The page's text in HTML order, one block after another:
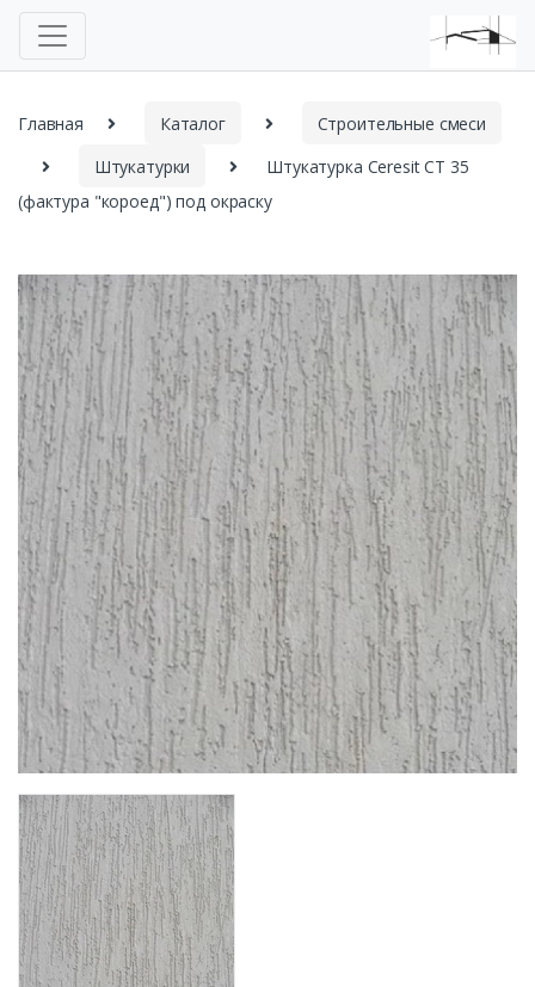
Главная Каталог
Строительные смеси
Штукатурки
Штукатурка Ceresit СТ 35
(фактура "короед") под окраску